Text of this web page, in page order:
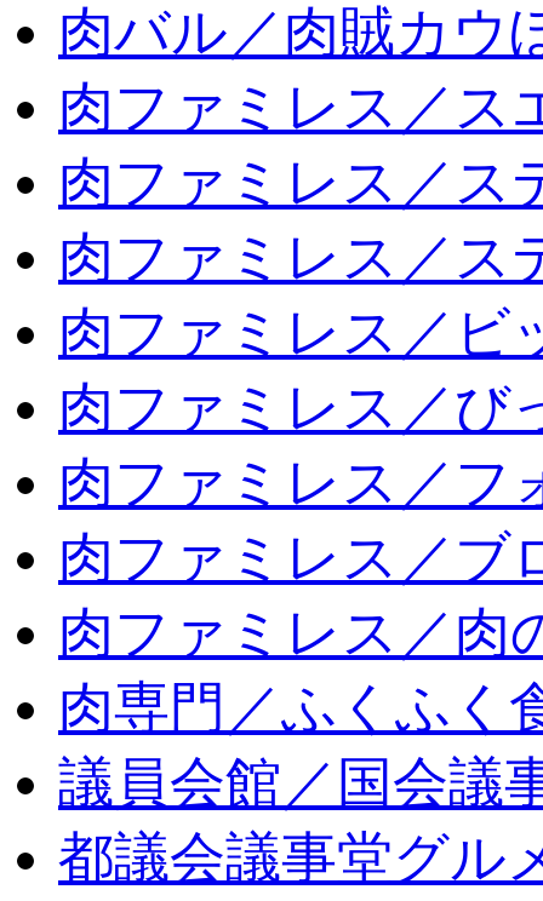
肉バル／肉賊カウ
肉ファミレス／ス
肉ファミレス／ス
肉ファミレス／ス
肉ファミレス／ビ
肉ファミレス／び
肉ファミレス／フ
肉ファミレス／ブ
肉ファミレス／肉
肉専門／ふくふく
議員会館／国会議
都議会議事堂グル